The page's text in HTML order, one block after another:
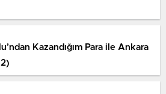
Kazandığım Para ile Ankara